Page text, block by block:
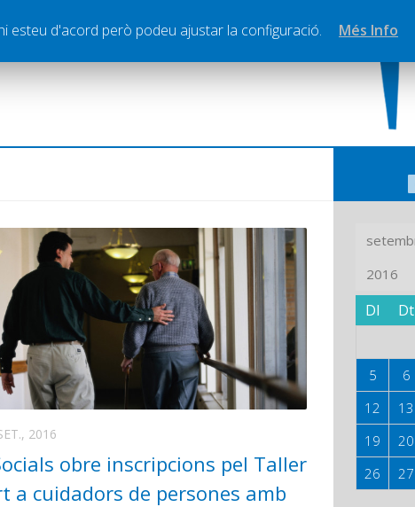
2016
obre inscripcions pel Taller
a cuidadors de persones amb
Dl Dt
5
6
12
13
19
20
26
27
esteu d'acord però podeu ajustar la configuració. Més Info